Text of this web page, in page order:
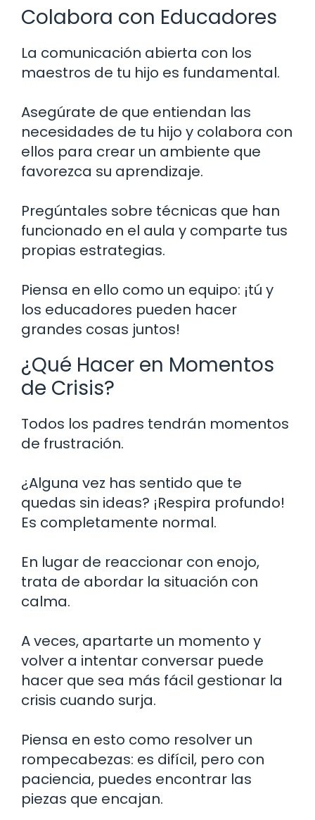
Colabora con Educadores
La comunicación abierta con los
maestros de tu hijo es fundamental.
Asegúrate de que entiendan las
necesidades de tu hijo y colabora con
ellos para crear un ambiente que
favorezca su aprendizaje.
Pregúntales sobre técnicas que han
funcionado en el aula y comparte tus
propias estrategias.
Piensa en ello como un equipo: ¡tú y
los educadores pueden hacer
grandes cosas juntos!
¿Qué Hacer en Momentos
de Crisis?
Todos los padres tendrán momentos
de frustración.
¿Alguna vez has sentido que te
quedas sin ideas? ¡Respira profundo!
Es completamente normal.
En lugar de reaccionar con enojo,
trata de abordar la situación con
calma.
A veces, apartarte un momento y
volver a intentar conversar puede
hacer que sea más fácil gestionar la
crisis cuando surja.
Piensa en esto como resolver un
rompecabezas: es difícil, pero con
paciencia, puedes encontrar las
piezas que encajan.